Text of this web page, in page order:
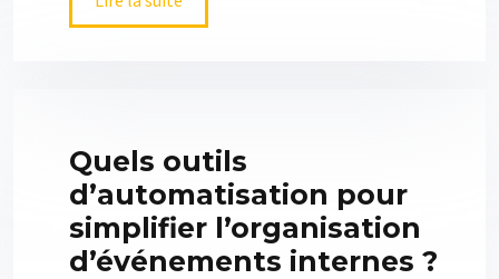
Quels outils
d’automatisation pour
simplifier l’organisation
d’événements internes ?